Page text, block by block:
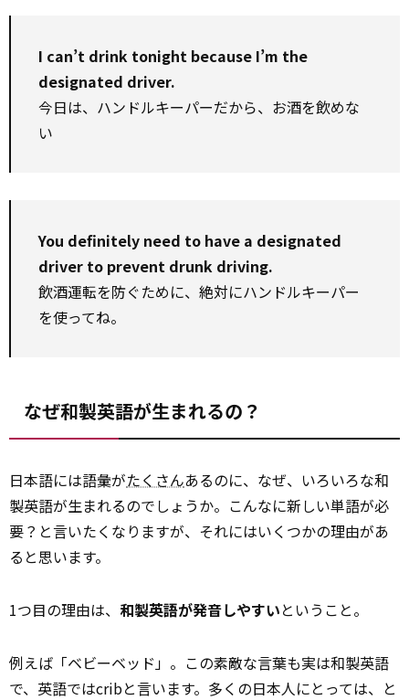
I can’t drink tonight because I’m the
designated driver.
今日は、ハンドルキーパーだから、お酒を飲めな
い
You definitely need to have a designated
driver to prevent drunk driving.
飲酒運転を防ぐために、絶対にハンドルキーパー
を使ってね。
なぜ和製英語が生まれるの？
日本語には語彙がたくさんあるのに、なぜ、いろいろな和
製英語が生まれるのでしょうか。こんなに新しい単語が必
要？と言いたくなりますが、それにはいくつかの理由があ
ると思います。
1つ目の理由は、 和製英語が発音しやすいということ。
例えば「ベビーベッド」。この素敵な言葉も実は和製英語
で、英語ではcribと言います。多くの日本人にとっては、と